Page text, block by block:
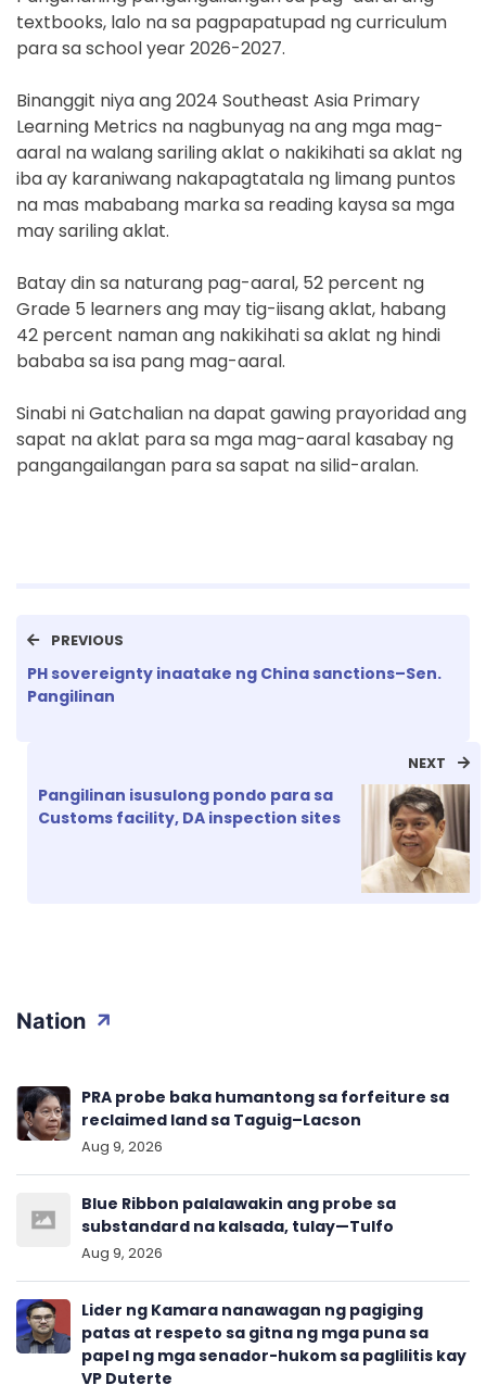
textbooks, lalo na sa pagpapatupad ng curriculum
para sa school year 2026-2027.
Binanggit niya ang 2024 Southeast Asia Primary
Learning Metrics na nagbunyag na ang mga mag-
aaral na walang sariling aklat o nakikihati sa aklat ng
iba ay karaniwang nakapagtatala ng limang puntos
na mas mababang marka sa reading kaysa sa mga
may sariling aklat.
Batay din sa naturang pag-aaral, 52 percent ng
Grade 5 learners ang may tig-iisang aklat, habang
42 percent naman ang nakikihati sa aklat ng hindi
bababa sa isa pang mag-aaral.
Sinabi ni Gatchalian na dapat gawing prayoridad ang
sapat na aklat para sa mga mag-aaral kasabay ng
pangangailangan para sa sapat na silid-aralan.
PREVIOUS
PH sovereignty inaatake ng China sanctions–Sen.
Pangilinan
NEXT
Pangilinan isusulong pondo para sa
Customs facility, DA inspection sites
Nation
PRA probe baka humantong sa forfeiture sa
reclaimed land sa Taguig–Lacson
Aug 9, 2026
Blue Ribbon palalawakin ang probe sa
substandard na kalsada, tulay—Tulfo
Aug 9, 2026
Lider ng Kamara nanawagan ng pagiging
patas at respeto sa gitna ng mga puna sa
papel ng mga senador-hukom sa paglilitis kay
VP Duterte